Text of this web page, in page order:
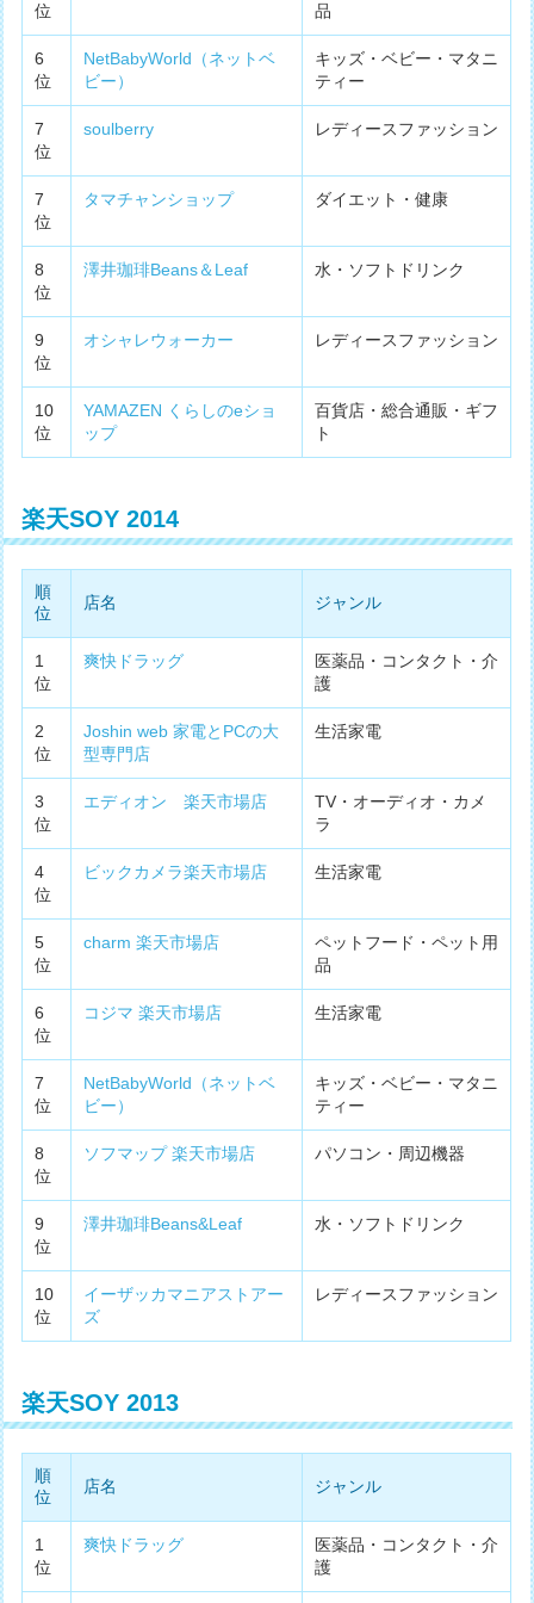
位 品
6
位
NetBabyWorld（ネットベ
ビー）
キッズ・ベビー・マタニ
ティー
7
位
soulberry レディースファッション
7
位
タマチャンショップ ダイエット・健康
8
位
澤井珈琲Beans＆Leaf 水・ソフトドリンク
9
位
オシャレウォーカー レディースファッション
10
位
YAMAZEN くらしのeショ
ップ
百貨店・総合通販・ギフ
ト
楽天SOY 2014
順
位
店名 ジャンル
1
位
爽快ドラッグ
医薬品・コンタクト・介
護
2
位
Joshin web 家電とPCの大
型専門店
生活家電
3
位
エディオン 楽天市場店
TV・オーディオ・カメ
ラ
4
位
ビックカメラ楽天市場店 生活家電
5
位
charm 楽天市場店
ペットフード・ペット用
品
6
位
コジマ 楽天市場店 生活家電
7
位
NetBabyWorld（ネットベ
ビー）
キッズ・ベビー・マタニ
ティー
8
位
ソフマップ 楽天市場店 パソコン・周辺機器
9
位
澤井珈琲Beans&Leaf 水・ソフトドリンク
10
位
イーザッカマニアストアー
ズ
レディースファッション
楽天SOY 2013
順
位
店名 ジャンル
1
位
爽快ドラッグ
医薬品・コンタクト・介
護